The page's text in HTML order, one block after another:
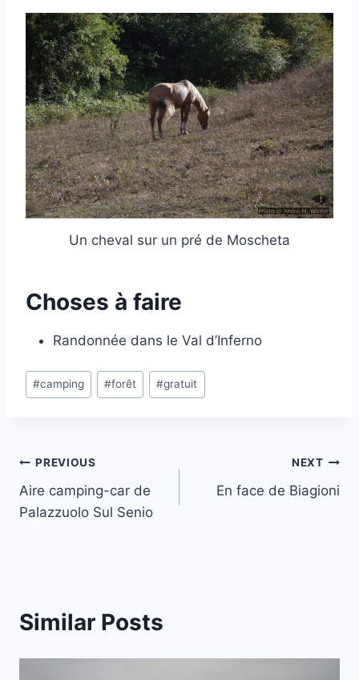
Un cheval sur un pré de Moscheta
Choses à faire
Randonnée dans le Val d’Inferno
Post
Tags:
#camping #forêt #gratuit
Post
navigation
PREVIOUS
Aire camping-car de
Palazzuolo Sul Senio
NEXT
En face de Biagioni
Similar Posts